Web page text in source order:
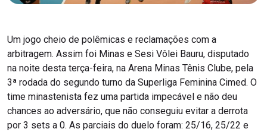
Um jogo cheio de polêmicas e reclamações com a
arbitragem. Assim foi Minas e Sesi Vôlei Bauru, disputado
na noite desta terça-feira, na Arena Minas Tênis Clube, pela
3ª rodada do segundo turno da Superliga Feminina Cimed. O
time minastenista fez uma partida impecável e não deu
chances ao adversário, que não conseguiu evitar a derrota
por 3 sets a 0. As parciais do duelo foram: 25/16, 25/22 e